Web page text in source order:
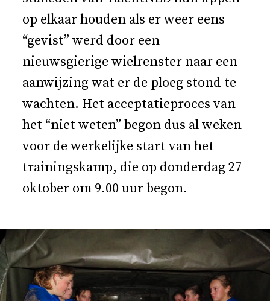
op elkaar houden als er weer eens
“gevist” werd door een
nieuwsgierige wielrenster naar een
aanwijzing wat er de ploeg stond te
wachten. Het acceptatieproces van
het “niet weten” begon dus al weken
voor de werkelijke start van het
trainingskamp, die op donderdag 27
oktober om 9.00 uur begon.